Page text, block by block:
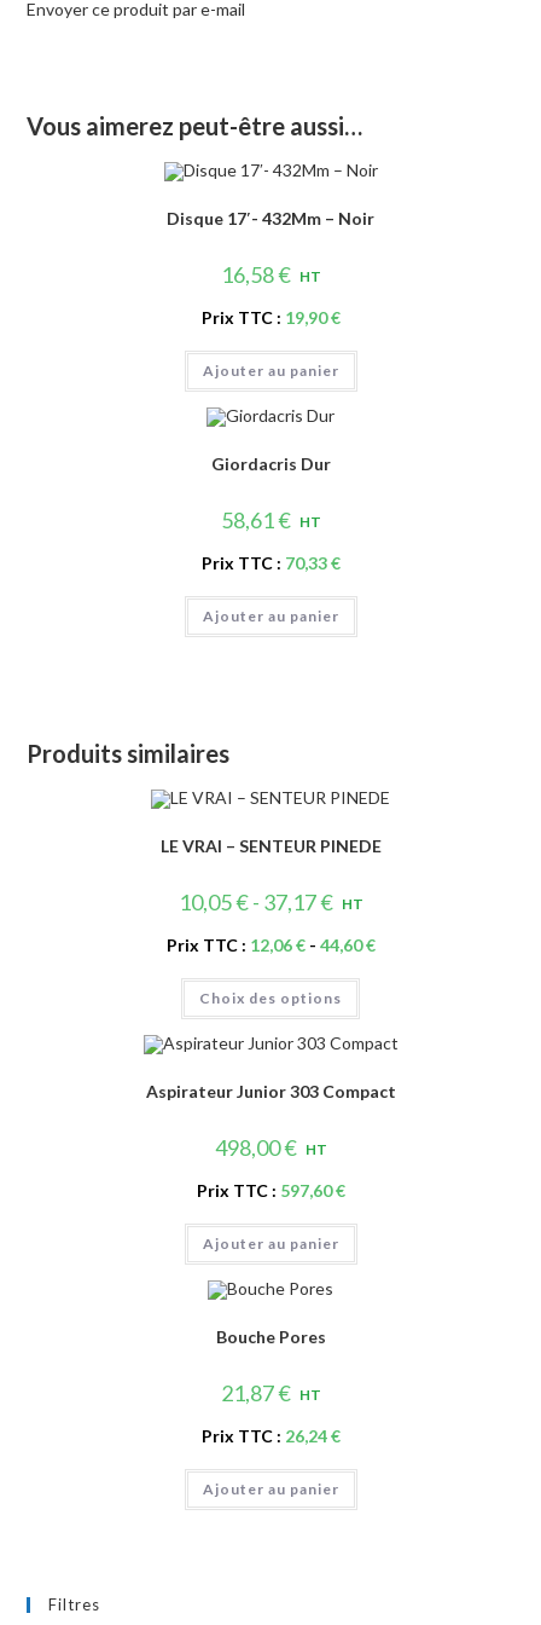
Envoyer ce produit par e-mail
Vous aimerez peut-être aussi…
Disque 17′- 432Mm – Noir
16,58€ HT
Prix TTC : 19,90€
Ajouter au panier
Giordacris Dur
58,61€ HT
Prix TTC : 70,33€
Ajouter au panier
Produits similaires
LE VRAI – SENTEUR PINEDE
10,05€- 37,17€ HT
Prix TTC : 12,06€- 44,60€
Choix des options
Ce
a
plusieurs
variations.
options
peuvent
Aspirateur Junior 303 Compact
498,00€ HT
Prix TTC : 597,60€
Ajouter au panier
Bouche Pores
21,87€ HT
Prix TTC : 26,24€
Ajouter au panier
Filtres